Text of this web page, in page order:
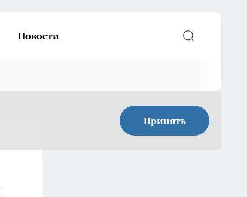
Новости
Принять